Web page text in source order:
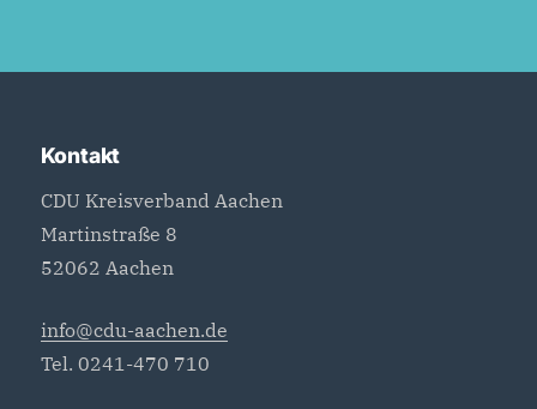
Kontakt
CDU Kreisverband Aachen
Martinstraße 8
52062 Aachen
info@cdu-aachen.de
Tel. 0241-470 710